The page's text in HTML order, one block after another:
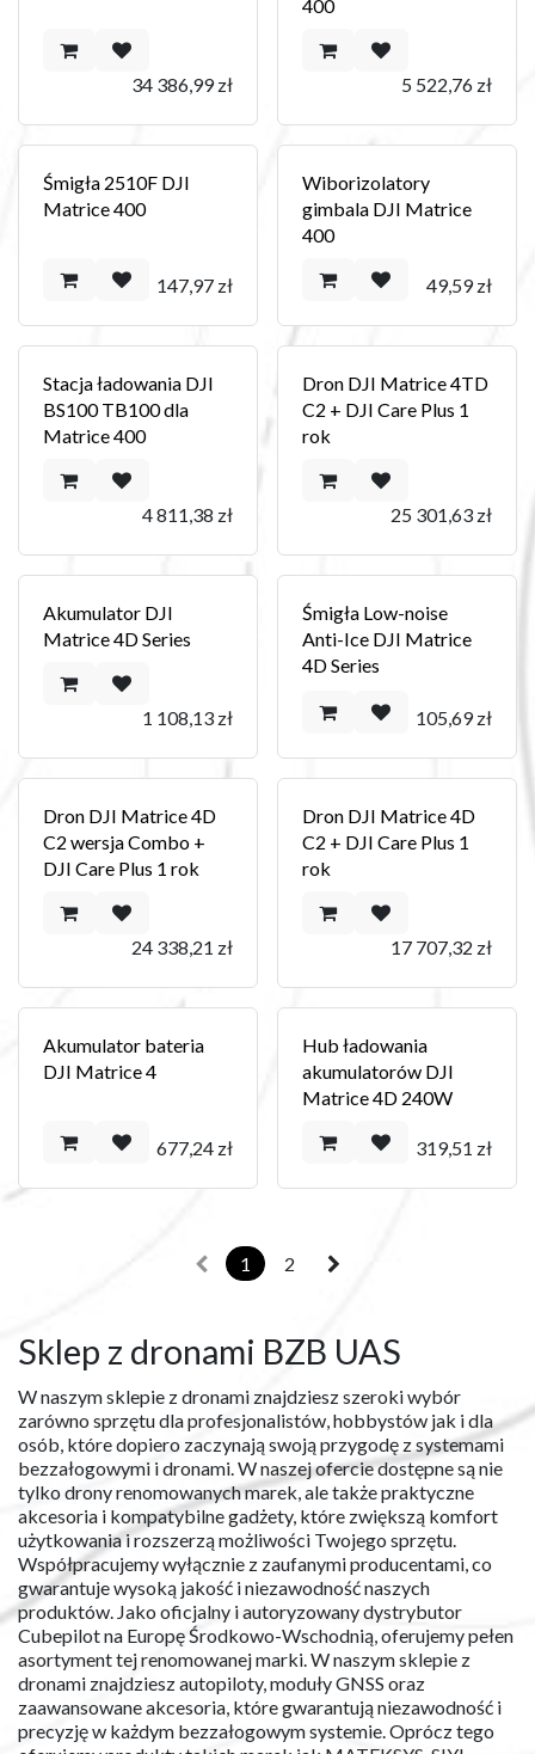
34 386,99zł
400
5 522,76zł
Śmigła 2510F DJI
Matrice 400
147,97zł
Wiborizolatory
gimbala DJI Matrice
400
49,59zł
Stacja ładowania DJI
BS100 TB100 dla
Matrice 400
4 811,38 zł
Dron DJI Matrice 4TD
C2 + DJI Care Plus 1
rok
25 301,63zł
Akumulator DJI
Matrice 4D Series
1 108,13zł
Śmigła Low-noise
Anti-Ice DJI Matrice
4D Series
105,69zł
Dron DJI Matrice 4D
C2 wersja Combo +
DJI Care Plus 1 rok
24 338,21 zł
Dron DJI Matrice 4D
C2 + DJI Care Plus 1
rok
17 707,32 zł
Akumulator bateria
DJI Matrice 4
677,24zł
Hub ładowania
akumulatorów DJI
Matrice 4D 240W
319,51 zł
1 2
Sklep z dronami BZB UAS
W naszym sklepie z dronami znajdziesz szeroki wybór
zarówno sprzętu dla profesjonalistów, hobbystów jak i dla
osób, które dopiero zaczynają swoją przygodę z systemami
bezzałogowymi i dronami. W naszej ofercie dostępne są nie
tylko drony renomowanych marek, ale także praktyczne
akcesoria i kompatybilne gadżety, które zwiększą komfort
użytkowania i rozszerzą możliwości Twojego sprzętu.
Współpracujemy wyłącznie z zaufanymi producentami, co
gwarantuje wysoką jakość i niezawodność naszych
produktów. Jako oficjalny i autoryzowany dystrybutor
Cubepilot na Europę Środkowo-Wschodnią, oferujemy pełen
asortyment tej renomowanej marki. W naszym sklepie z
dronami znajdziesz autopiloty, moduły GNSS oraz
zaawansowane akcesoria, które gwarantują niezawodność i
precyzję w każdym bezzałogowym systemie. Oprócz tego